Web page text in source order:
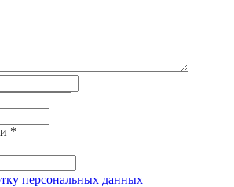
*
персональных данных